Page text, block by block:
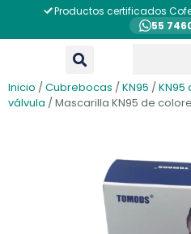
Productos certificados
55
Inicio /Cubrebocas /KN95 /KN95
válvula / Mascarilla KN95 de